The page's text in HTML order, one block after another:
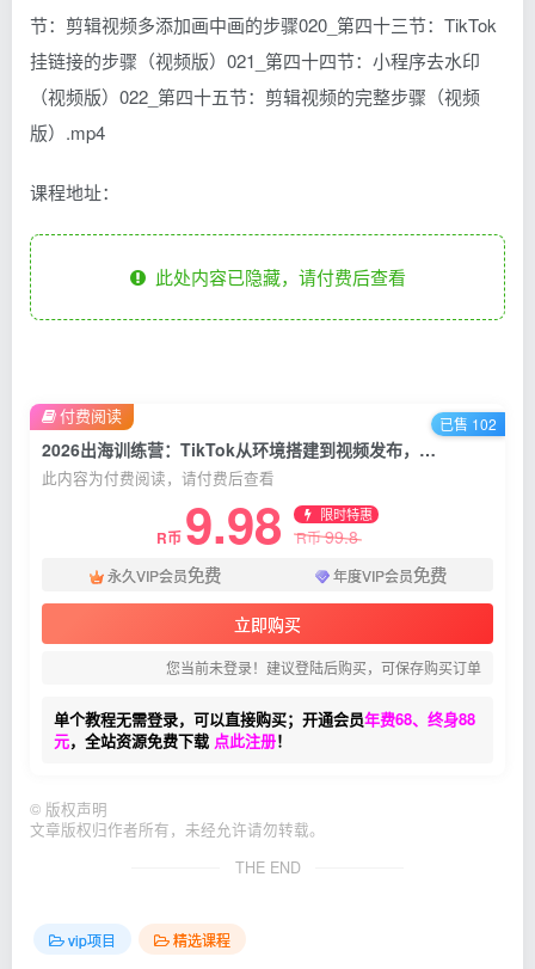
节：剪辑视频多添加画中画的步骤020_第四十三节：TikTok
挂链接的步骤（视频版）021_第四十四节：小程序去水印
（视频版）022_第四十五节：剪辑视频的完整步骤（视频
版）.mp4
课程地址：
此处内容已隐藏，请付费后查看
2026出海训练营：TikTok从环境搭建到视频发布，手机剪映混剪去水印全掌握
此内容为付费阅读，请付费后查看
R币 9.98 限时特惠
R币99.8
永久VIP会员免费 年度VIP会员免费
立即购买
您当前未登录！建议登陆后购买，可保存购买订单
单个教程无需登录，可以直接购买；开通会员年费68、终身88
元，全站资源免费下载 点此注册！
付费阅读 已售 102
© 版权声明
文章版权归作者所有，未经允许请勿转载。
THE END
vip项目 精选课程